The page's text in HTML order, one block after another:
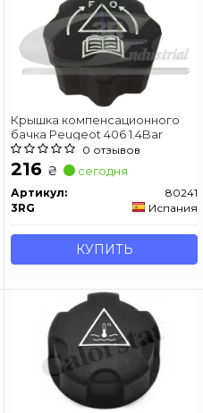
Крышка компенсационного
бачка Peugeot 406 1.4Bar
0 отзывов
216 ₴ сегодня
Артикул:
80241
3RG
Испания
КУПИТЬ